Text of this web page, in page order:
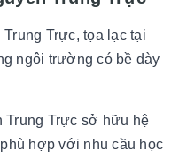
Trực, tọa lạc tại
ngôi trường có bề dày
Trung Trực sở hữu hệ
hợp với nhu cầu học